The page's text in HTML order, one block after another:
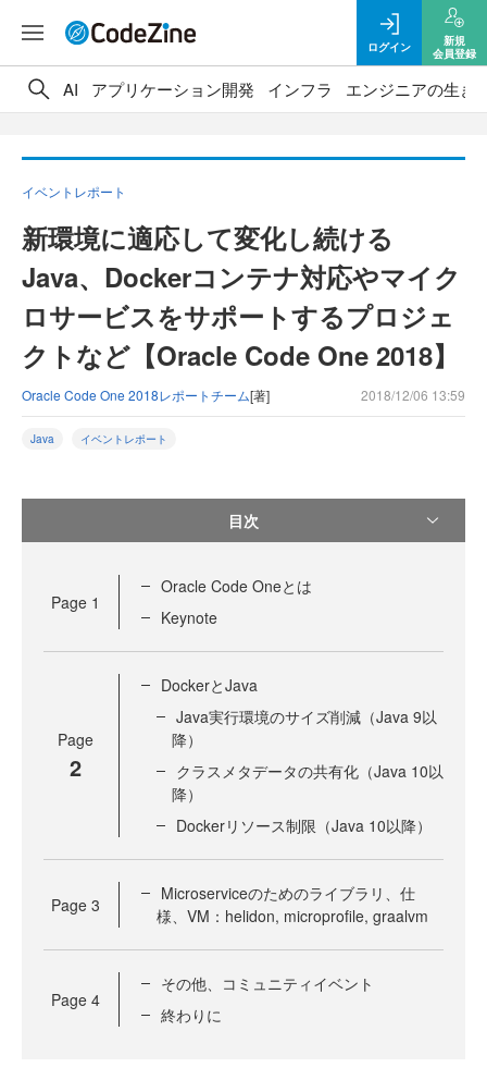
ログイン
新規
会員登録
AI アプリケーション開発 インフラ エンジニアの生き
イベントレポート
新環境に適応して変化し続ける
Java、Dockerコンテナ対応やマイク
ロサービスをサポートするプロジェ
クトなど【Oracle Code One 2018】
Oracle Code One 2018レポートチーム[著] 2018/12/06 13:59
Java イベントレポート
目次
Page 1
Oracle Code Oneとは
Keynote
Page
2
DockerとJava
Java実行環境のサイズ削減（Java 9以
降）
クラスメタデータの共有化（Java 10以
降）
Dockerリソース制限（Java 10以降）
Page 3
Microserviceのためのライブラリ、仕
様、VM：helidon, microprofile, graalvm
Page 4
その他、コミュニティイベント
終わりに